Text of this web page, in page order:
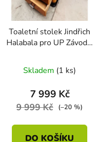
Toaletní stolek Jindřich
Halabala pro UP Závody,
Skladem (1 ks)
7 999 Kč
9 999 Kč (–20 %)
DO KOŠÍKU